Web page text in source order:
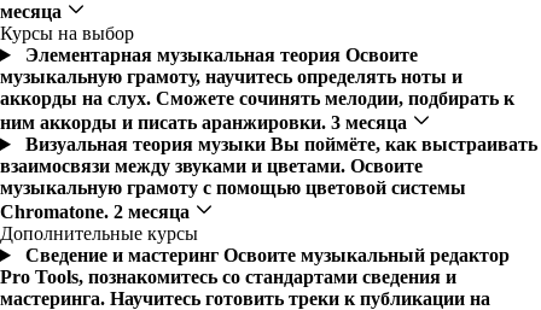
месяца
Курсы на выбор
Элементарная музыкальная теория Освоите
музыкальную грамоту, научитесь определять ноты и
аккорды на слух. Сможете сочинять мелодии, подбирать к
ним аккорды и писать аранжировки. 3 месяца
Визуальная теория музыки Вы поймёте, как выстраивать
взаимосвязи между звуками и цветами. Освоите
музыкальную грамоту с помощью цветовой системы
Chromatone. 2 месяца
Дополнительные курсы
Сведение и мастеринг Освоите музыкальный редактор
Pro Tools, познакомитесь со стандартами сведения и
мастеринга. Научитесь готовить треки к публикации на